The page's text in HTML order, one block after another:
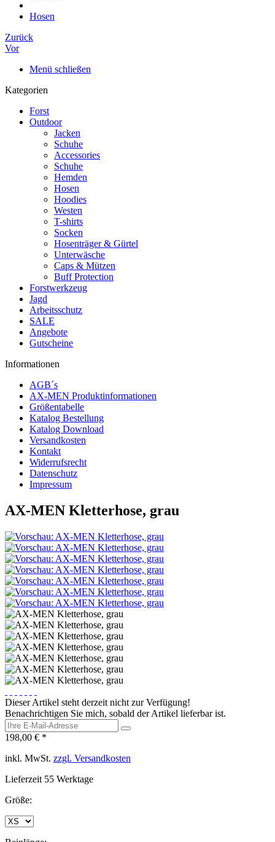
Hosen
Zurück
Vor
Menü schließen
Kategorien
Forst
Outdoor
Jacken
Schuhe
Accessories
Schuhe
Hemden
Hosen
Hoodies
Westen
T-shirts
Socken
Hosenträger & Gürtel
Unterwäsche
Caps & Mützen
Buff Protection
Forstwerkzeug
Jagd
Arbeitsschutz
SALE
Angebote
Gutscheine
Informationen
AGB´s
AX-MEN Produktinformationen
Größentabelle
Katalog Bestellung
Katalog Download
Versandkosten
Kontakt
Widerrufsrecht
Datenschutz
Impressum
AX-MEN Kletterhose, grau
Dieser Artikel steht derzeit nicht zur Verfügung!
Benachrichtigen Sie mich, sobald der Artikel lieferbar ist.
198,00 € *
inkl. MwSt. zzgl. Versandkosten
Lieferzeit 55 Werktage
Größe: